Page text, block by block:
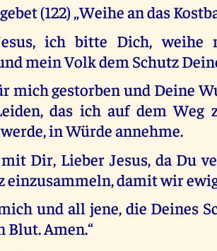
(122) „Weihe an das
ich bitte Dich, weihe
mein Volk dem Schutz
mich gestorben und Deine
das ich auf dem Weg
in Würde annehme.
Dir, Lieber Jesus, da Du
einzusammeln, damit wir
und all jene, die Deines
Blut. Amen.“